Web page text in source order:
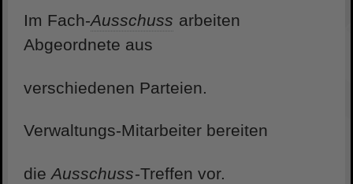
Im Fach-Ausschuss arbeiten
Abgeordnete aus
verschiedenen Parteien.
Verwaltungs-Mitarbeiter bereiten
dieAusschuss-Treffen vor.